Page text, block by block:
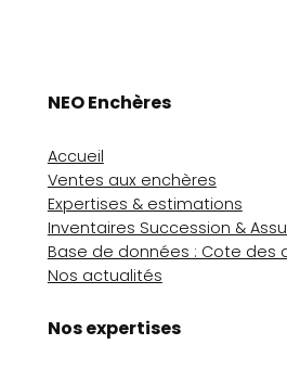
NEO Enchères
Accueil
Ventes aux enchères
Expertises & estimations
Inventaires Succession &
Base de données : Cote des
Nos actualités
Nos expertises